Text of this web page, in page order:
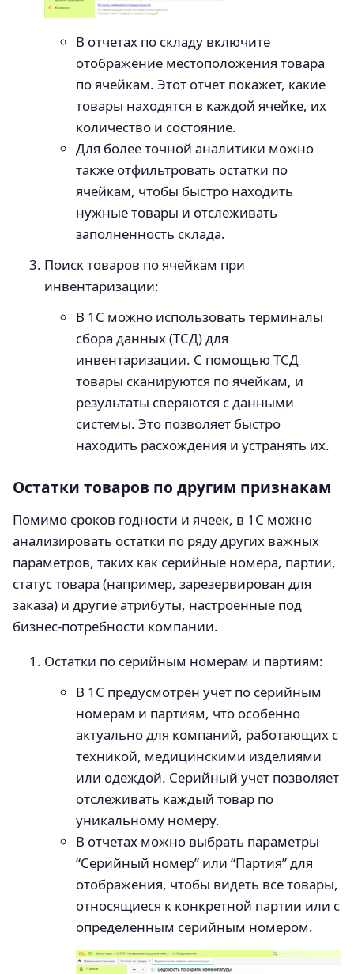
В отчетах по складу включите
отображение местоположения товара
по ячейкам. Этот отчет покажет, какие
товары находятся в каждой ячейке, их
количество и состояние.
Для более точной аналитики можно
также отфильтровать остатки по
ячейкам, чтобы быстро находить
нужные товары и отслеживать
заполненность склада.
Поиск товаров по ячейкам при
инвентаризации:
В 1С можно использовать терминалы
сбора данных (ТСД) для
инвентаризации. С помощью ТСД
товары сканируются по ячейкам, и
результаты сверяются с данными
системы. Это позволяет быстро
находить расхождения и устранять их.
Остатки товаров по другим признакам
Помимо сроков годности и ячеек, в 1С можно
анализировать остатки по ряду других важных
параметров, таких как серийные номера, партии,
статус товара (например, зарезервирован для
заказа) и другие атрибуты, настроенные под
бизнес-потребности компании.
Остатки по серийным номерам и партиям:
В 1С предусмотрен учет по серийным
номерам и партиям, что особенно
актуально для компаний, работающих с
техникой, медицинскими изделиями
или одеждой. Серийный учет позволяет
отслеживать каждый товар по
уникальному номеру.
В отчетах можно выбрать параметры
“Серийный номер” или “Партия” для
отображения, чтобы видеть все товары,
относящиеся к конкретной партии или с
определенным серийным номером.